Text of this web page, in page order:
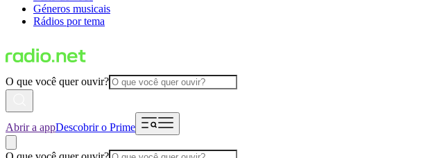
Géneros musicais
Rádios por tema
O que você quer ouvir?
Abrir a appDescobrir o Prime